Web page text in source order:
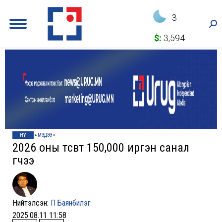
3
$: 3,594
НҮҮР » МЭДЭЭ»
2026 оны төсөвт 150,000 иргэн санал
өгчээ
Нийтэлсэн: П Баянбилэг
2025.08.11 11:58